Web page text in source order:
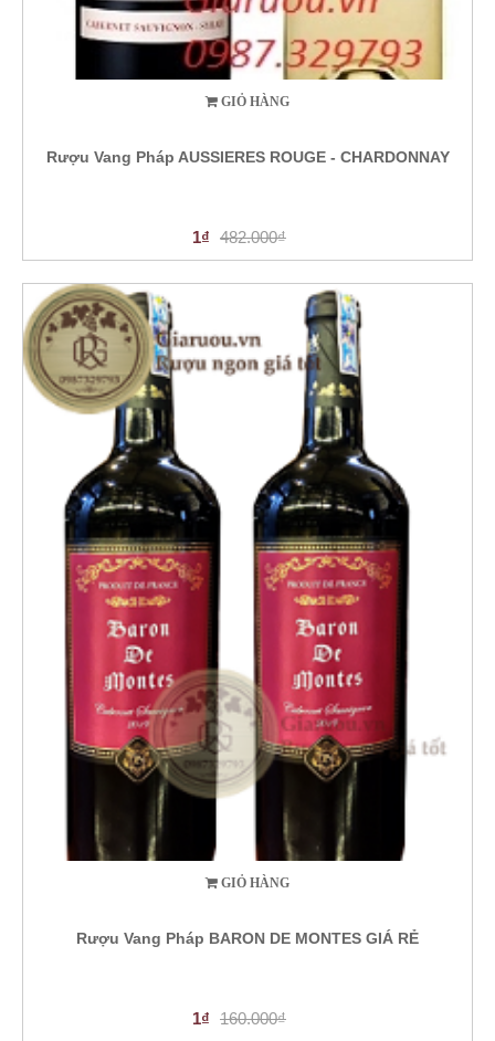
GIỎ HÀNG
Rượu Vang Pháp AUSSIERES ROUGE - CHARDONNAY
1₫ 482.000₫
GIỎ HÀNG
Rượu Vang Pháp BARON DE MONTES GIÁ RẺ
1₫ 160.000₫